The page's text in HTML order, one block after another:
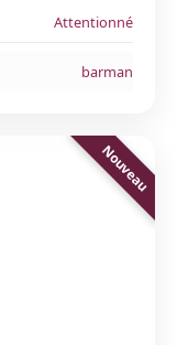
Attentionné
barman